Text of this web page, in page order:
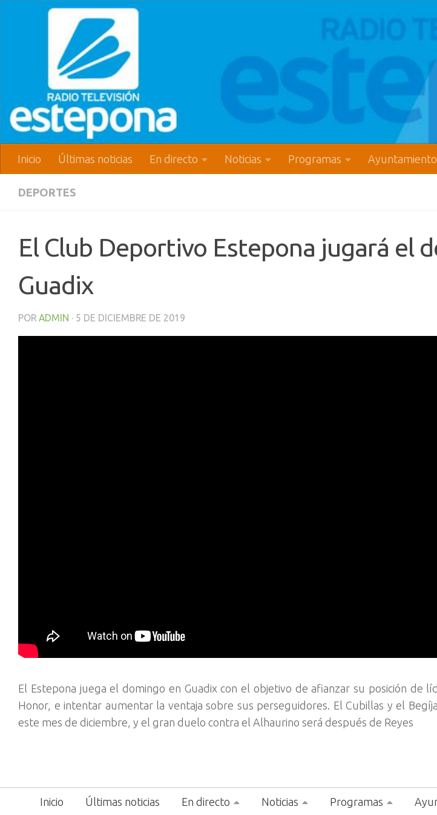
Inicio Últimas noticias En directo Noticias Programas Ayuntamiento
DEPORTES
El Club Deportivo Estepona jugará el
Guadix
POR ADMIN · 5 DE DICIEMBRE DE 2019
El Estepona juega el domingo en Guadix con el objetivo de afianzar su posición de
Honor, e intentar aumentar la ventaja sobre sus perseguidores. El Cubillas y el
este mes de diciembre, y el gran duelo contra el Alhaurino será después de Reyes
Inicio Últimas noticias En directo Noticias Programas